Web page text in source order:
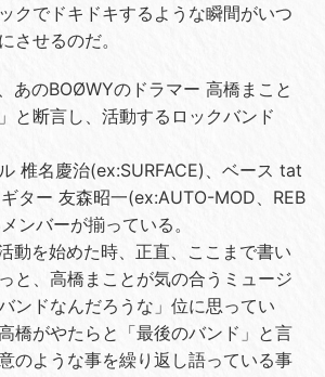
クでドキドキするような瞬間がいつ
させるのだ。
あのBOØWYのドラマー 高橋まこと
と断言し、活動するロックバンド
椎名慶治(ex:SURFACE)、ベース tat
ター 友森昭一(ex:AUTO-MOD、REB
ンバーが揃っている。
動を始めた時、正直、ここまで書い
と、高橋まことが気の合うミュージ
ンドなんだろうな」位に思ってい
橋がやたらと「最後のバンド」と言
のような事を繰り返し語っている事